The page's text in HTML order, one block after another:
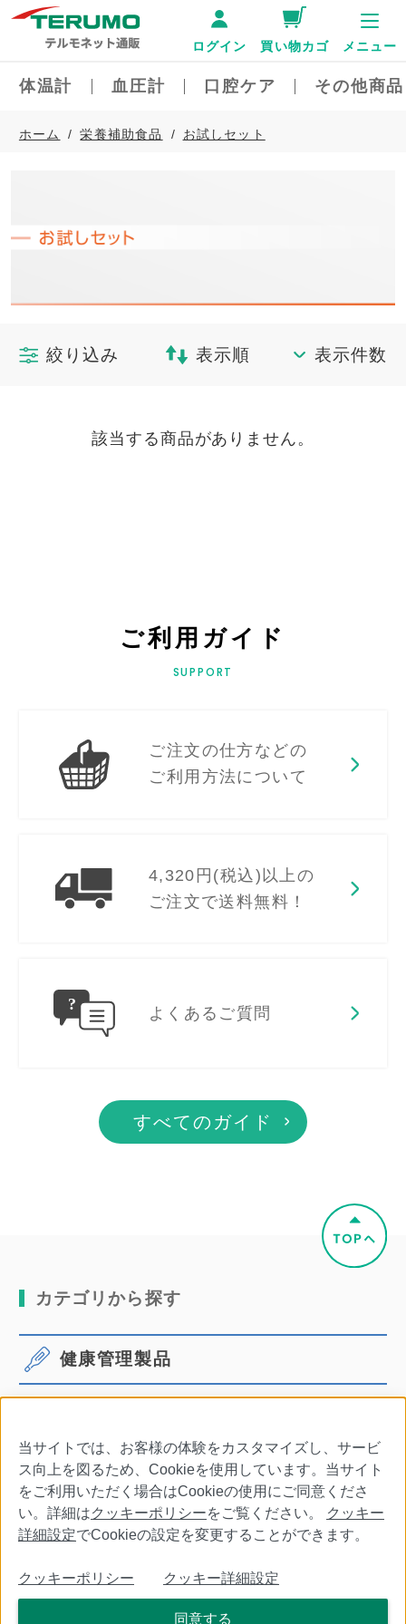
体温計 血圧計 口腔ケア その他商
ログイン 買い物カゴ メニュー
ホーム 栄養補助食品 お試しセット
絞り込み 表示順 表示件数
該当する商品がありません。
ご利用ガイド
SUPPORT
ご注文の仕方などの
ご利用方法について
4,320円(税込)以上の
ご注文で送料無料！
よくあるご質問
すべてのガイド
カテゴリから探す
健康管理製品
口腔ケア その他商品・別売品
個人情報保護について クッキーポリシー
当サイトでは、お客様の体験をカスタマイズし、サービ
ス向上を図るため、Cookieを使用しています。当サイト
をご利用いただく場合はCookieの使用にご同意くださ
い。詳細はクッキーポリシーをご覧ください。
クッキー
詳細設定でCookieの設定を変更することができます。
クッキーポリシー クッキー詳細設定
同意する